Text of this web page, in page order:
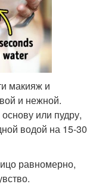
макияж и
и нежной.
или пудру,
водой на 15-30
равномерно,